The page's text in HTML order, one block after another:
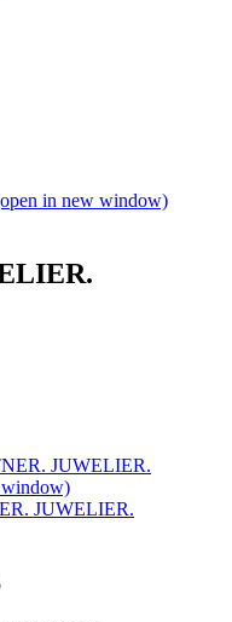
in new window)
JUWELIER.
JUWELIER.